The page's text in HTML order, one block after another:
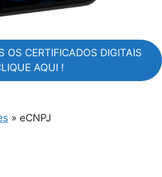
OS CERTIFICADOS DIGITAIS
AQUI !
» eCNPJ